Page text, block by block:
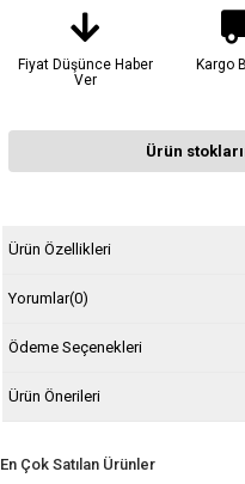
Fiyat Düşünce Haber
Ver
Kargo
Ürün
Ürün Özellikleri
Yorumlar(0)
Ödeme Seçenekleri
Ürün Önerileri
En Çok Satılan Ürünler